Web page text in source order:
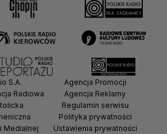
S.A.
Radiowa
Medialnej
Agencja Promocji
Agencja Reklamy
Regulamin serwisu
Polityka prywatności
Ustawienia prywatności